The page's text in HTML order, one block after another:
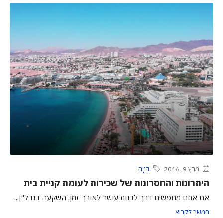
מרץ 9, 2016 בְּנִיָה
היתרונות והחסרונות של שכירות לעומת קניית בית
אם אתם מחפשים דרך לבנות עושר לאורך זמן, השקעה בנדל"ן...
המשך לקרוא